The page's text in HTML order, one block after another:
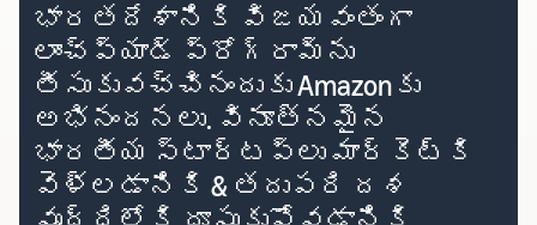
భారతదేశానికి విజయవంతంగా
లాంచ్‌ప్యాడ్ ప్రోగ్రామ్‌ను
తీసుకువచ్చినందుకు Amazon‌కు
అభినందనలు. వినూత్నమైన
భారతీయ స్టార్టప్‌లు మార్కెట్‌కి
వెళ్లడానికి & తదుపరి దశ